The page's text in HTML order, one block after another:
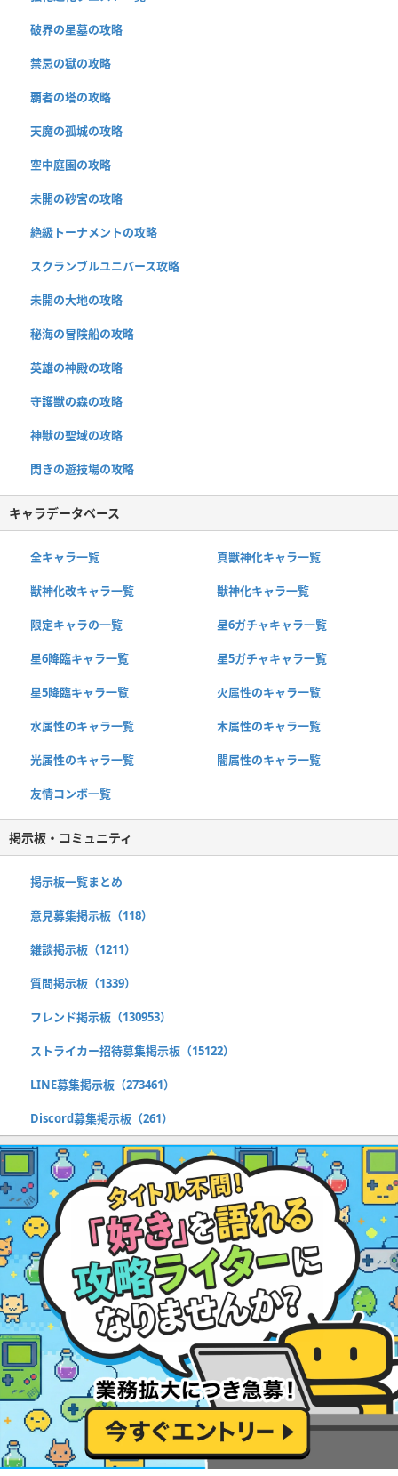
破界の星墓の攻略
禁忌の獄の攻略
覇者の塔の攻略
天魔の孤城の攻略
空中庭園の攻略
未開の砂宮の攻略
絶級トーナメントの攻略
スクランブルユニバース攻略
未開の大地の攻略
秘海の冒険船の攻略
英雄の神殿の攻略
守護獣の森の攻略
神獣の聖域の攻略
閃きの遊技場の攻略
キャラデータベース
全キャラ一覧 真獣神化キャラ一覧
獣神化改キャラ一覧 獣神化キャラ一覧
限定キャラの一覧 星6ガチャキャラ一覧
星6降臨キャラ一覧 星5ガチャキャラ一覧
星5降臨キャラ一覧 火属性のキャラ一覧
水属性のキャラ一覧 木属性のキャラ一覧
光属性のキャラ一覧 闇属性のキャラ一覧
友情コンボ一覧
掲示板・コミュニティ
掲示板一覧まとめ
意見募集掲示板（118）
雑談掲示板（1211）
質問掲示板（1339）
フレンド掲示板（130953）
ストライカー招待募集掲示板（15122）
LINE募集掲示板（273461）
Discord募集掲示板（261）